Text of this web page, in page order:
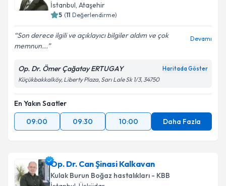
İstanbul, Ataşehir
5 (11 Değerlendirme)
Son derece ilgili ve açıklayıcı bilgiler aldım ve çok
memnun...
Devamı
Op. Dr. Ömer Çağatay ERTUGAY Haritada Göster
Küçükbakkalköy, Liberty Plaza, Sarı Lale Sk 1/3, 34750
En Yakın Saatler
09:00
09:30 10:00 Daha Fazla
Op. Dr. Can Şinasi Kalkavan
Kulak Burun Boğaz hastalıkları - KBB